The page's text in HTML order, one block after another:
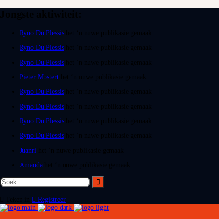
Ryno Du Plessis
Ryno Du Plessis
Ryno Du Plessis
Pieter Mostert
Ryno Du Plessis
Ryno Du Plessis
Ryno Du Plessis
Ryno Du Plessis
Juanri
Amanda
Registreer